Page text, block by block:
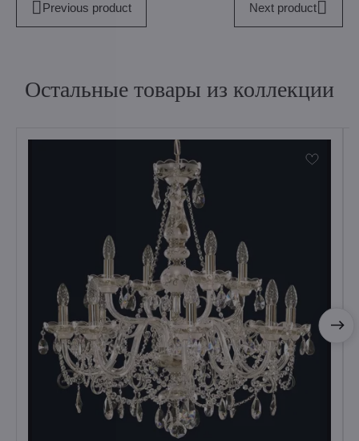
Previous product Next product
Остальные товары из коллекции